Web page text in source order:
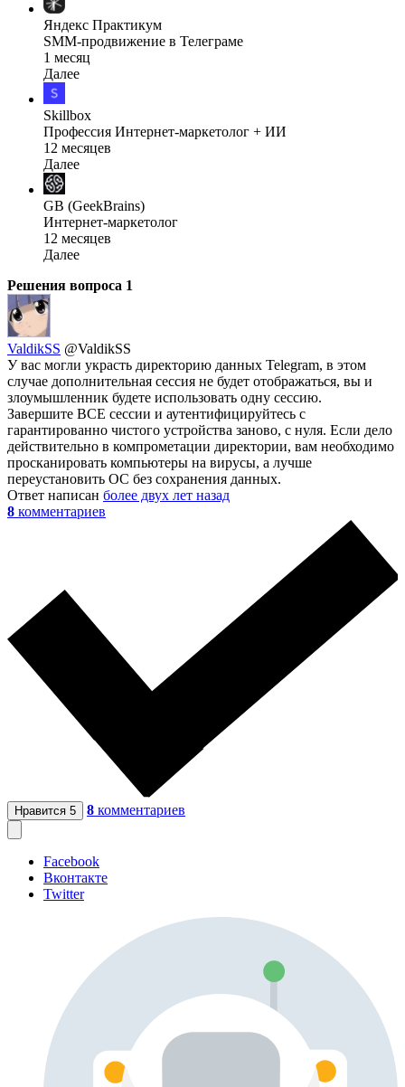
Яндекс Практикум
SMM-продвижение в Телеграме
1 месяц
Далее
Skillbox
Профессия Интернет-маркетолог + ИИ
12 месяцев
Далее
GB (GeekBrains)
Интернет-маркетолог
12 месяцев
Далее
Решения вопроса 1
ValdikSS @ValdikSS
У вас могли украсть директорию данных Telegram, в этом
случае дополнительная сессия не будет отображаться, вы и
злоумышленник будете использовать одну сессию.
Завершите ВСЕ сессии и аутентифицируйтесь с
гарантированно чистого устройства заново, с нуля. Если дело
действительно в компрометации директории, вам необходимо
просканировать компьютеры на вирусы, а лучше
переустановить ОС без сохранения данных.
Ответ написан более двух лет назад
8 комментариев
Нравится 5 8 комментариев
Facebook
Вконтакте
Twitter